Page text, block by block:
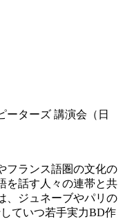
ーターズ 講演会（日
フランス語圏の文化の
を話す人々の連帯と共
、ジュネーブやパリの
ていつ若手実力BD作